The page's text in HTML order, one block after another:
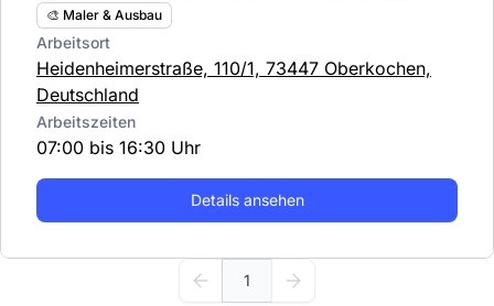
🎨 Maler & Ausbau
Arbeitsort
Heidenheimerstraße, 110/1, 73447 Oberkochen,
Deutschland
Arbeitszeiten
07:00 bis 16:30 Uhr
Details ansehen
1